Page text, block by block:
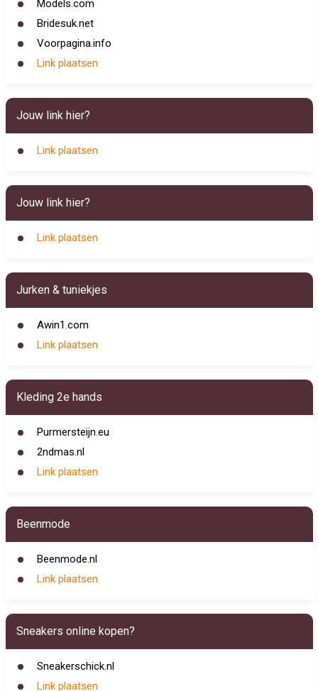
Models.com
Bridesuk.net
Voorpagina.info
Link plaatsen
Jouw link hier?
Link plaatsen
Jouw link hier?
Link plaatsen
Jurken & tuniekjes
Awin1.com
Link plaatsen
Kleding 2e hands
Purmersteijn.eu
2ndmas.nl
Link plaatsen
Beenmode
Beenmode.nl
Link plaatsen
Sneakers online kopen?
Sneakerschick.nl
Link plaatsen